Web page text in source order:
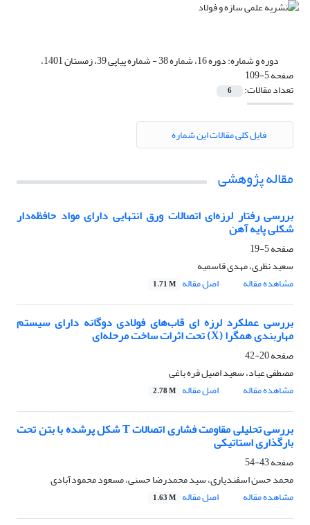
دوره و شماره: دوره 16، شماره 38 - شماره پیاپی 39، زمستان 1401،
صفحه 5-109
تعداد مقالات: 6
فایل کلی مقالات این شماره
مقاله پژوهشی
بررسی رفتار لرزه‌ای اتصالات ورق انتهایی دارای مواد حافظه‌دار
شکلی پایه آهن
صفحه5-19
سعید نظری، مهدی قاسمیه
مشاهده مقاله
اصل مقاله 1.71 M
بررسی عملکرد لرزه ای قاب‌های فولادی دوگانه دارای سیستم
مهاربندی همگرا (X) تحت اثرات ساخت مرحله‌ای
صفحه20-42
مصطفی عباد، سعید اصیل قره باغی
مشاهده مقاله
اصل مقاله 2.78 M
بررسی تحلیلی مقاومت فشاری اتصالات T شکل پرشده با بتن تحت
بارگذاری استاتیکی
صفحه43-54
محمد حسن اسفندیاری، سید محمدرضا حسنی، مسعود محمودآبادی
مشاهده مقاله
اصل مقاله 1.63 M